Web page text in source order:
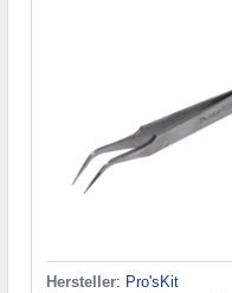
Hersteller: Pro'sKit